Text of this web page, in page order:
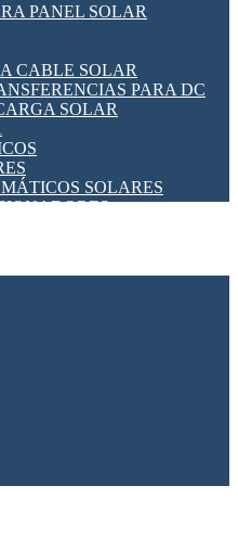
PANEL SOLAR
CABLE SOLAR
PARA DC
SOLAR
SOLARES
SPDS PARA